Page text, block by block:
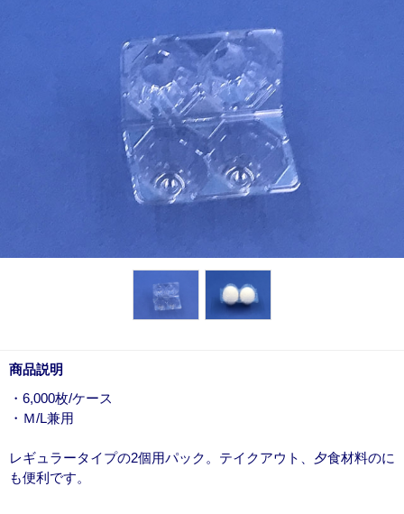
商品説明
・6,000枚/ケース
・Ｍ/L兼用
レギュラータイプの2個用パック。テイクアウト、夕食材料のに
も便利です。